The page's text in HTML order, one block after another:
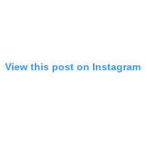
View this post on Instagram